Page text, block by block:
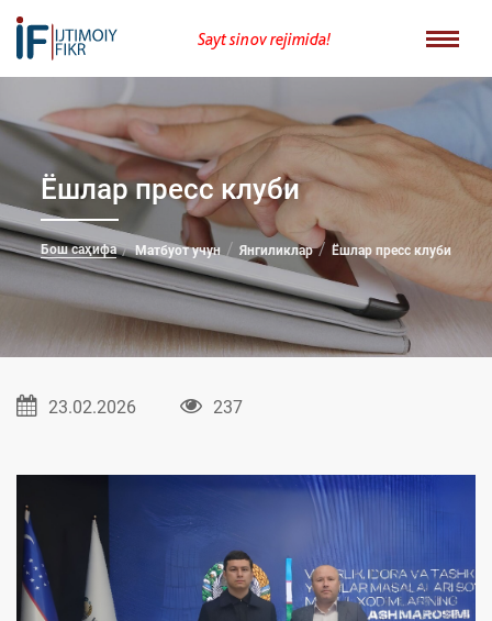
Sayt sinov rejimida!
Ёшлар пресс клуби
Бош саҳифа Матбуот учун Янгиликлар Ёшлар пресс клуби
23.02.2026 237